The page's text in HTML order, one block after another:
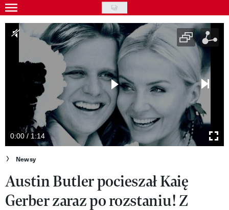
Skip
to
main
Gwiazdy
Styl życia
Kultura
Wideo
Nasze akcje
VIVA!ART
0:00 / 1:14
Newsy
Austin Butler pocieszał Kaię
Gerber zaraz po rozstaniu! Z